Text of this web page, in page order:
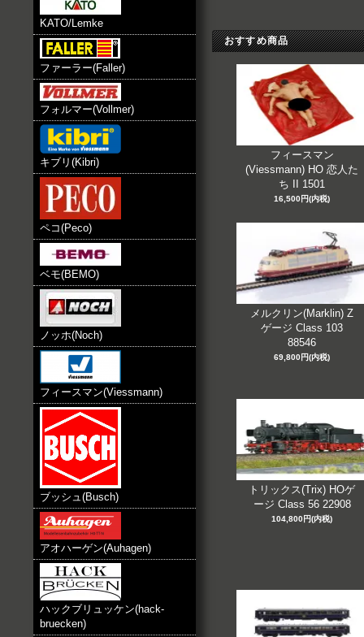
KATO/Lemke
ファーラー(Faller)
フォルマー(Vollmer)
キブリ(Kibri)
ペコ(Peco)
ベモ(BEMO)
ノッホ(Noch)
フィースマン(Viessmann)
ブッシュ(Busch)
アオハーゲン(Auhagen)
ハックブリュッケン(hack-
bruecken)
おすすめ商品
フィースマン
(Viessmann) HO 恋人た
ち II 1501
16,500円(内税)
メルクリン(Marklin) Z
ゲージ Class 103
88546
69,800円(内税)
トリックス(Trix) HOゲ
ージ Class 56 22908
104,800円(内税)